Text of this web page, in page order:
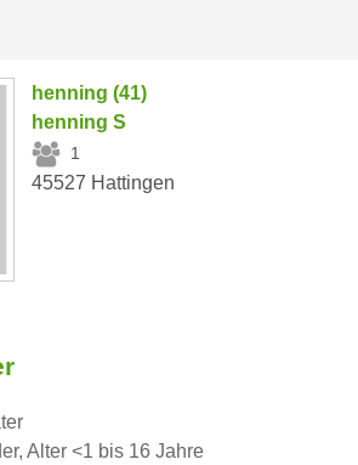
henning (41)
henning S
1
45527 Hattingen
Alter <1 bis 16 Jahre